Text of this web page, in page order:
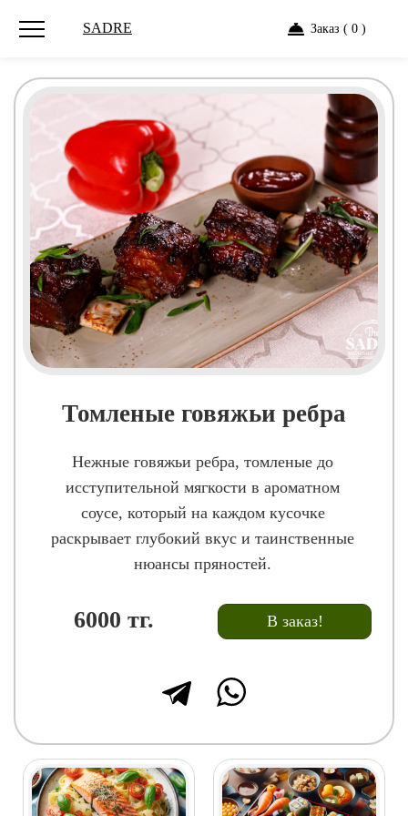
SADRE Заказ ( 0 )
Томленые говяжьи ребра
Нежные говяжьи ребра, томленые до
исступительной мягкости в ароматном
соусе, который на каждом кусочке
раскрывает глубокий вкус и таинственные
нюансы пряностей.
6000 тг. В заказ!